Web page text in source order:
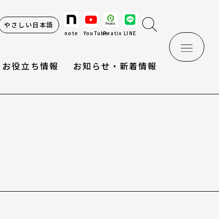
やさしい日本語
note YouTubePeatix LINE
お役立ち情報 お知らせ・新着情報
報